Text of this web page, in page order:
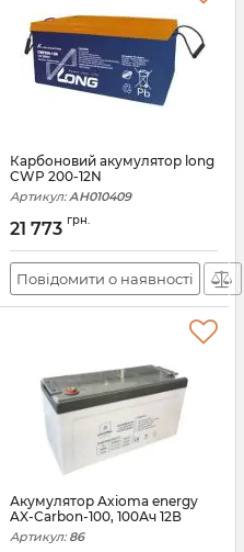
Карбоновий акумулятор long
CWP 200-12N
Артикул: АН010409
21 773 грн.
Повідомити о наявності
Акумулятор Axioma energy
AX-Carbon-100, 100Ач 12В
Артикул: 86